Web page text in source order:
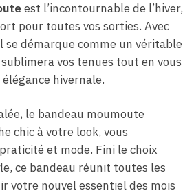
est l’incontournable de l’hiver,
pour toutes vos sorties. Avec
se démarque comme un véritable
vos tenues tout en vous
hivernale.
le bandeau moumoute
chic à votre look, vous
et mode. Fini le choix
ce bandeau réunit toutes les
votre nouvel essentiel des mois